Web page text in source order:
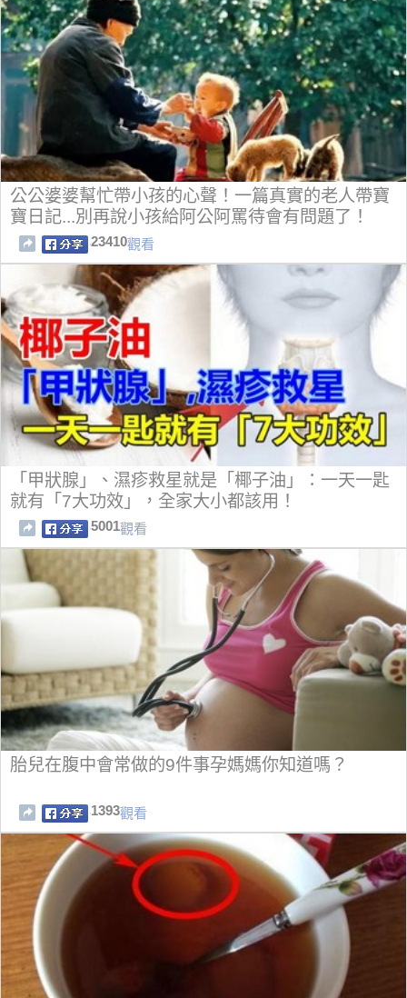
公公婆婆幫忙帶小孩的心聲！一篇真實的老人帶寶
寶日記...別再說小孩給阿公阿罵待會有問題了！
23410觀看
「甲狀腺」、濕疹救星就是「椰子油」：一天一匙
就有「7大功效」，全家大小都該用！
5001觀看
胎兒在腹中會常做的9件事孕媽媽你知道嗎？
1393觀看